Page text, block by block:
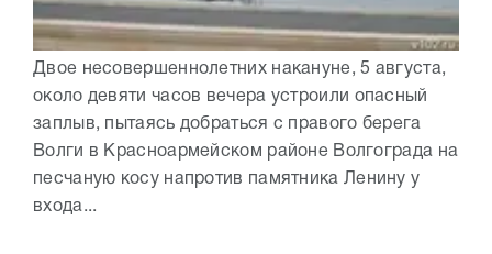
Двое несовершеннолетних накануне, 5 августа,
около девяти часов вечера устроили опасный
заплыв, пытаясь добраться с правого берега
Волги в Красноармейском районе Волгограда на
песчаную косу напротив памятника Ленину у
входа...